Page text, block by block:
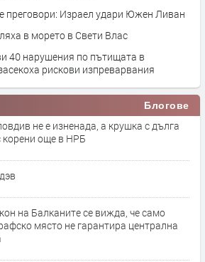
преговори: Израел удари Южен Ливан
в морето в Свети Влас
40 нарушения по пътищата в
рискови изпреварвания
Блогове
не е изненада, а крушка с дълга
корени още в НРБ
на Балканите се вижда, че само
място не гарантира централна